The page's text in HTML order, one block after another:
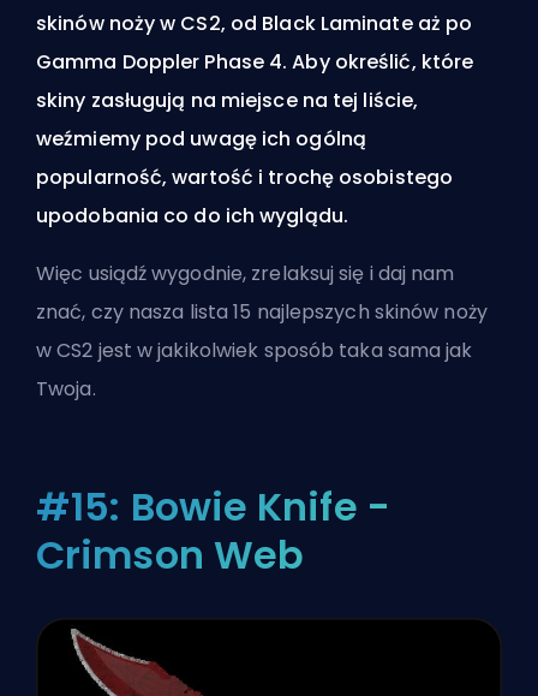
skinów noży w CS2, od Black Laminate aż po
Gamma Doppler Phase 4. Aby określić, które
skiny zasługują na miejsce na tej liście,
weźmiemy pod uwagę ich ogólną
popularność, wartość i trochę osobistego
upodobania co do ich wyglądu.
Więc usiądź wygodnie, zrelaksuj się i daj nam
znać, czy nasza lista 15 najlepszych skinów noży
w CS2 jest w jakikolwiek sposób taka sama jak
Twoja.
#15: Bowie Knife -
Crimson Web